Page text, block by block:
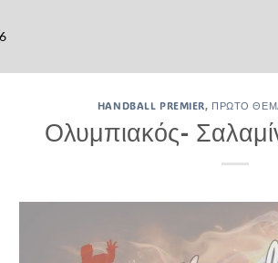
HANDBALL PREMIER, ΠΡΏΤΟ
Ολυμπιακός-